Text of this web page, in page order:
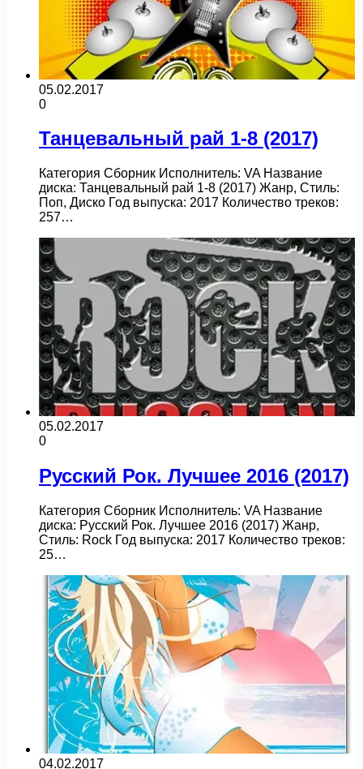
05.02.2017
0
Танцевальный рай 1-8 (2017)
Категория Сборник Исполнитель: VA Название
диска: Танцевальный рай 1-8 (2017) Жанр, Стиль:
Поп, Диско Год выпуска: 2017 Количество треков:
257…
05.02.2017
0
Русский Рок. Лучшее 2016 (2017)
Категория Сборник Исполнитель: VA Название
диска: Русский Рок. Лучшее 2016 (2017) Жанр,
Стиль: Rock Год выпуска: 2017 Количество треков:
25…
04.02.2017